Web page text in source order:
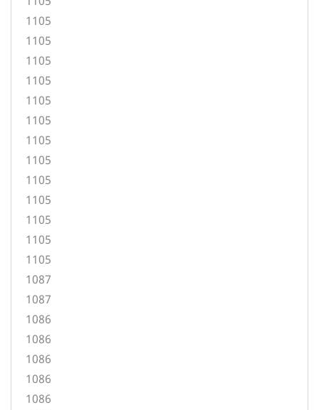
1105
1105
1105
1105
1105
1105
1105
1105
1105
1105
1105
1105
1105
1087
1087
1086
1086
1086
1086
1086